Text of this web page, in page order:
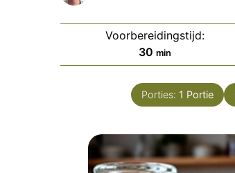
Voorbereidingstijd:
30 minuten
min
Porties: 1 Portie